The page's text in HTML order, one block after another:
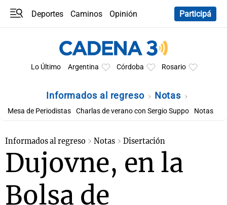
Deportes Caminos
Opinión
Participá
Lo Último Argentina Córdoba Rosario
Informados al regreso Notas
Mesa de Periodistas Charlas de verano con Sergio Suppo Notas
Informados al regreso Notas Disertación
Dujovne, en la
Bolsa de